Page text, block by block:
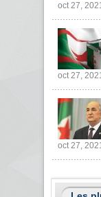
oct 27, 2021
oct 27, 2021
oct 27, 2021